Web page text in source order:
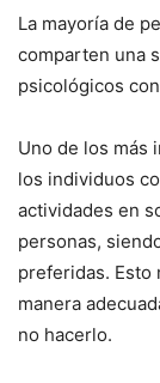
La mayoría de
comparten una
psicológicos
Uno de los más
los individuos
actividades en
personas,
preferidas. Esto
manera
no hacerlo.